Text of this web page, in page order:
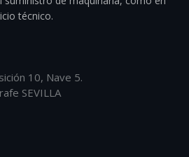
técnico.
10, Nave 5.
SEVILLA